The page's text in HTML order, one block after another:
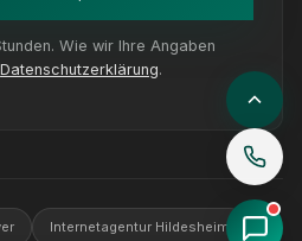
Wie wir Ihre Angaben
Datenschutzerklärung.
Internetagentur Hildesheim